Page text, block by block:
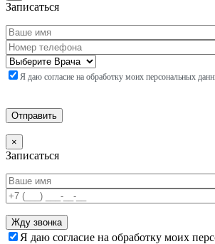
Записаться
Я даю согласие на обработку моих персональных
×
Записаться
Я даю согласие на обработку моих